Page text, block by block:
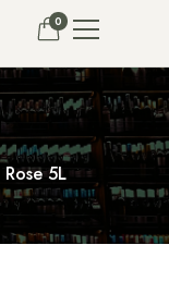
0
Rose 5L